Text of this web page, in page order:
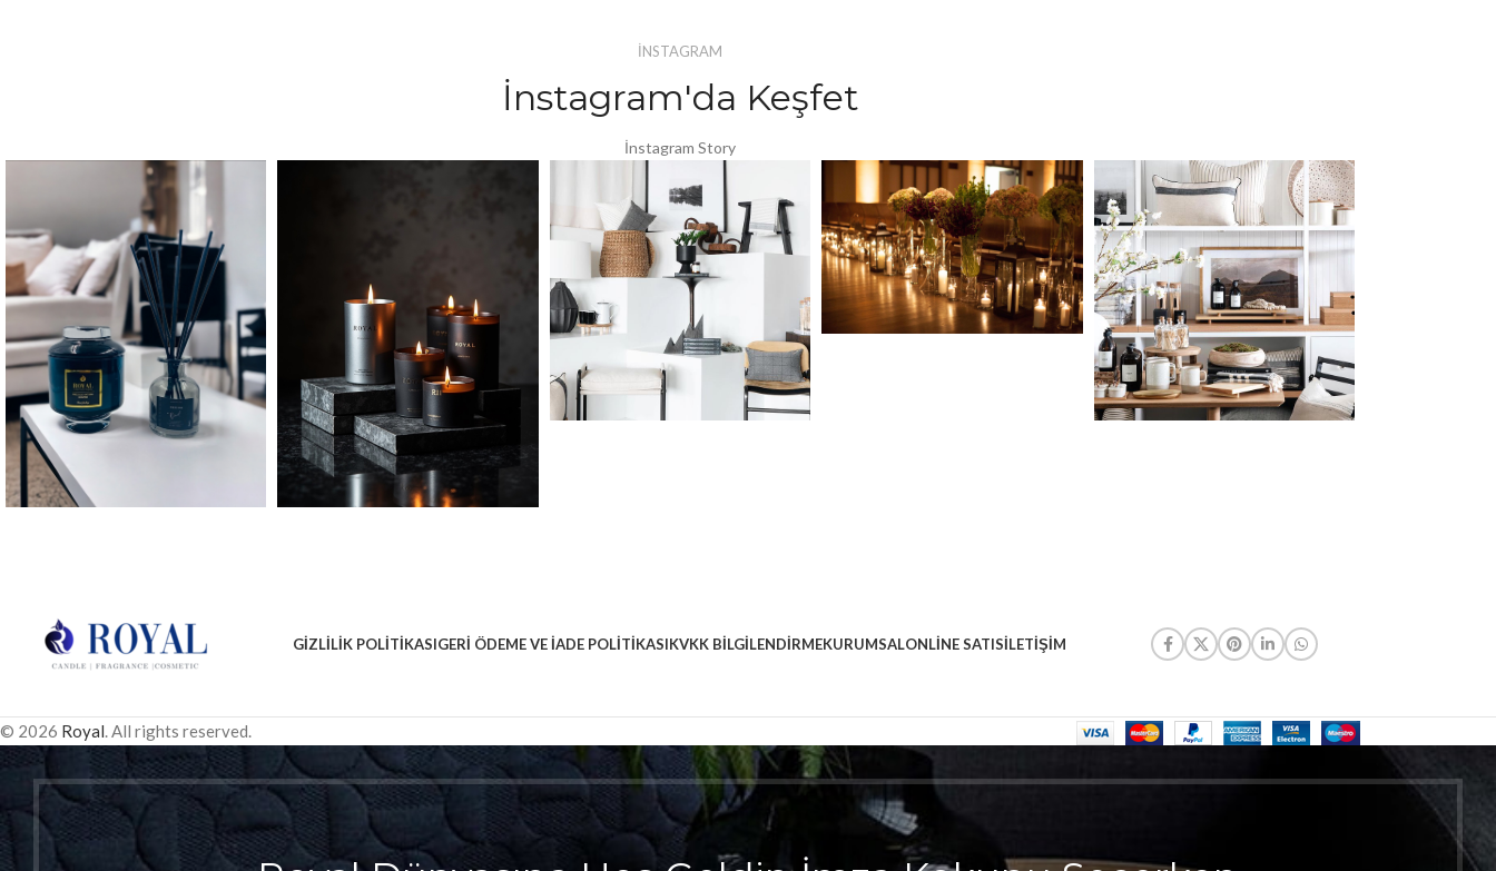
İNSTAGRAM
İnstagram'da Keşfet
İnstagram Story
GIZLILIK POLITIKASIGERI ÖDEME VE İADE POLITIKASIKVKK BILGILENDIRMEKURUMSALONLINE SATISİLETIŞIM
© 2026 Royal. All rights reserved.